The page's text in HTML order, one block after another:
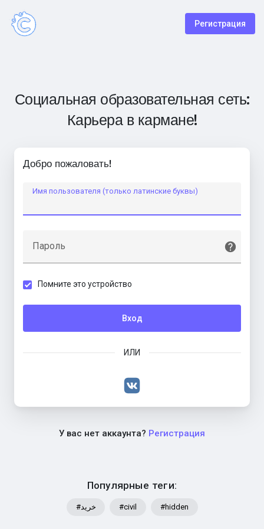
Регистрация
Социальная образовательная сеть:
Карьера в кармане!
Популярные теги:
#خرید #civil #hidden
Добро пожаловать!
Имя пользователя (только латинские буквы)
Пароль
Помните это устройство
Вход
ИЛИ
У вас нет аккаунта? Регистрация